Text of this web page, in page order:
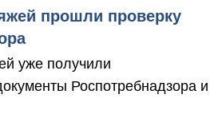
прошли проверку
уже получили
Роспотребнадзора и